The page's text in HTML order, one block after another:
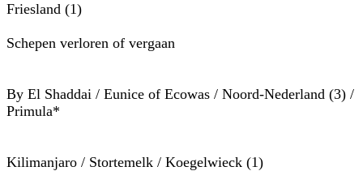
Friesland (1)
Schepen verloren of vergaan
By El Shaddai / Eunice of Ecowas / Noord-Nederland (3) /
Primula*
Kilimanjaro / Stortemelk / Koegelwieck (1)